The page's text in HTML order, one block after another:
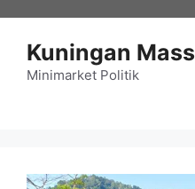
Kuningan Mass
Minimarket Politik